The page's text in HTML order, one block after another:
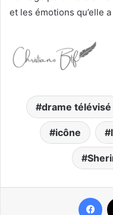
et les émotions qu’elle
drame télévisé
icône